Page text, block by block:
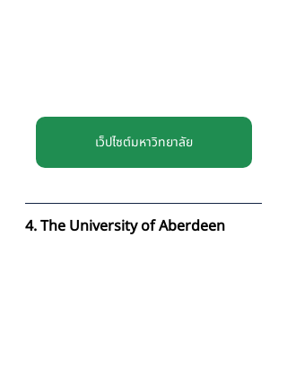
เว็ปไซต์มหาวิทยาลัย
4. The University of Aberdeen